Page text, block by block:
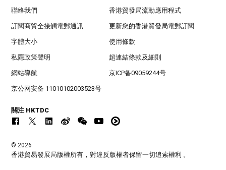
聯絡我們 香港貿發局流動應用程式
訂閱商貿全接觸電郵通訊 更新您的香港貿發局電郵訂閱
字體大小 使用條款
私隱政策聲明 超連結條款及細則
網站導航 京ICP备09059244号
京公网安备 11010102003523号
關注 HKTDC
© 2026
香港貿易發展局版權所有，對違反版權者保留一切追索權利 。